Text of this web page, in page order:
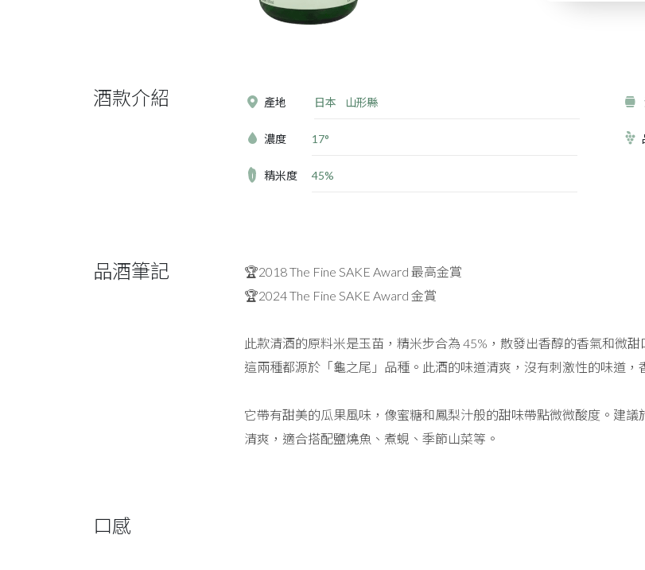
酒款介紹 產地 日本 山形縣
濃度 17°
精米度 45%
品酒筆記
🏆2018 The Fine SAKE Award 最高金賞
🏆2024 The Fine SAKE Award 金賞
此款清酒的原料米是玉苗，精米步合為 45%，散發出香醇的香氣和微
這兩種都源於「龜之尾」品種。此酒的味道清爽，沒有刺激性的味道
它帶有甜美的瓜果風味，像蜜糖和鳳梨汁般的甜味帶點微微酸度。建
清爽，適合搭配鹽燒魚、煮蜆、季節山菜等。
口感